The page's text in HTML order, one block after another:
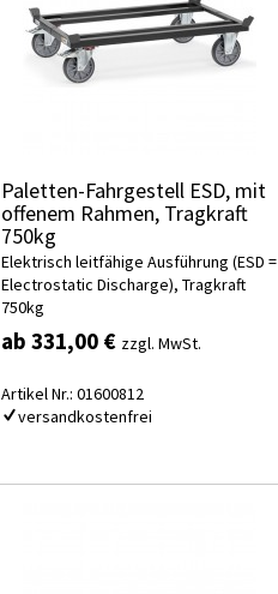
Paletten-Fahrgestell ESD, mit
offenem Rahmen, Tragkraft
750kg
Elektrisch leitfähige Ausführung (ESD =
Electrostatic Discharge), Tragkraft
750kg
ab 331,00 € zzgl. MwSt.
Artikel Nr.: 01600812
versandkostenfrei